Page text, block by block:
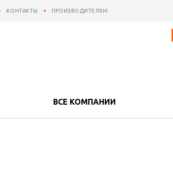
КОНТАКТЫ ПРОИЗВОДИТЕЛЯМ
ВСЕ КОМПАНИИ